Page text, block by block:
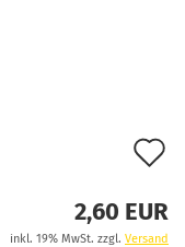
2,60 EUR
inkl. 19% MwSt. zzgl. Versand